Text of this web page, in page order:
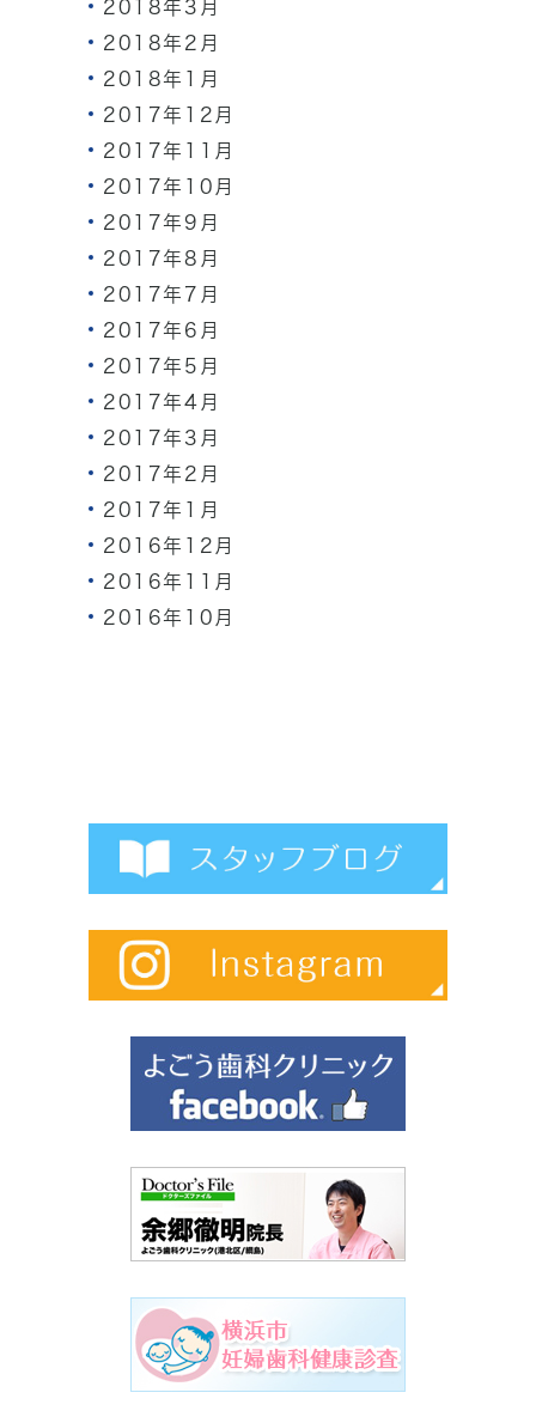
2018年3月
2018年2月
2018年1月
2017年12月
2017年11月
2017年10月
2017年9月
2017年8月
2017年7月
2017年6月
2017年5月
2017年4月
2017年3月
2017年2月
2017年1月
2016年12月
2016年11月
2016年10月